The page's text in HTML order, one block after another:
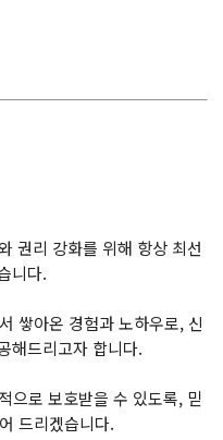
권리 강화를 위해 항상 최선
니다.
쌓아온 경험과 노하우로, 신
해드리고자 합니다.
으로 보호받을 수 있도록, 믿
드리겠습니다.